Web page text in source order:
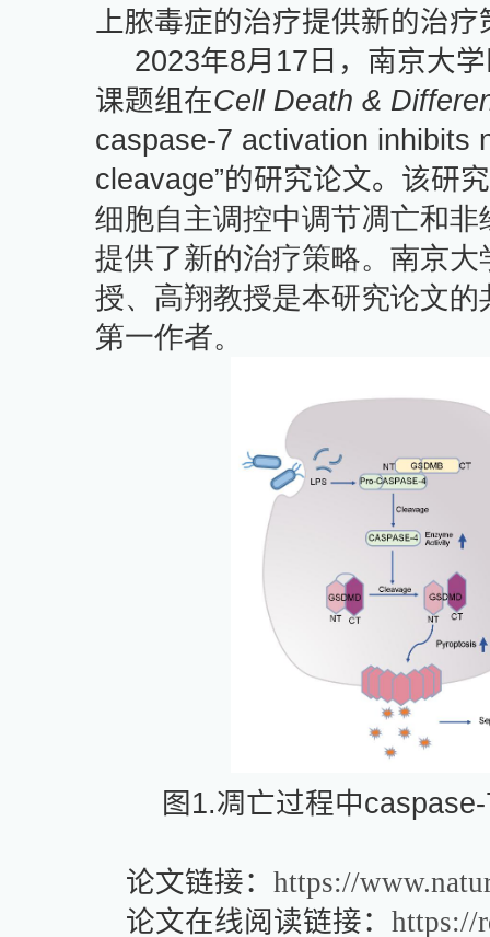
上脓毒症的治疗提供新的治疗
2023年8月 17 日，南京大
课题组在Cell Death &
caspase-7 activation inhibits
cleavage”的研究论文。该研
细胞自主调控中调节凋亡和非
提供了新的治疗策略。 南京大
授、高翔教授是本研究论文
第一作者。
图 1.凋亡过程中
论文链接： https://
论文在线阅读链接： https://